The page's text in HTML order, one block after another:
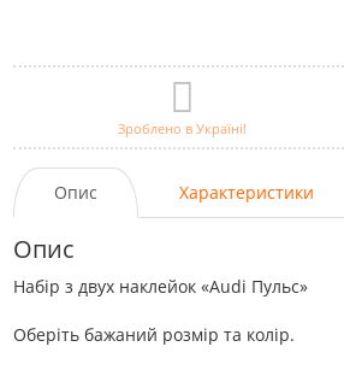
Зроблено в Україні!
Опис Характеристики
Опис
Набір з двух наклейок «Audi Пульс»
Оберіть бажаний розмір та колір.